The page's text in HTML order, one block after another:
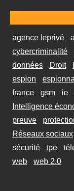
agence leprivé
cybercriminalité
données
Droit
espion
france
gsm ie
Intelligence
preuve
Réseaux sociaux
sécurité
tpe
web
web 2.0